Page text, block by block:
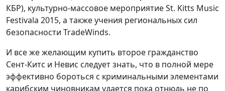
КБР), культурно-массовое мероприятие St. Kitts Music
Festivalа 2015, а также учения региональных сил
безопасности TradeWinds.
И все же желающим купить второе гражданство
Сент-Китс и Невис следует знать, что в полной мере
эффективно бороться с криминальными элементами
карибским чиновникам удается пока отнюдь не по